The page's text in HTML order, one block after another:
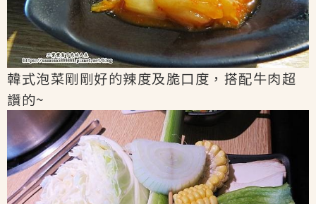
韓式泡菜剛剛好的辣度及脆口度，搭配牛肉超
讚的~